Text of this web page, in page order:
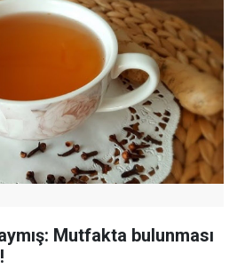
Mutfakta bulunması